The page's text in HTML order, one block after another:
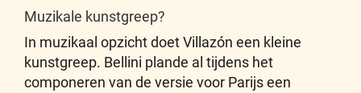
Muzikale kunstgreep?
In muzikaal opzicht doet Villazón een kleine
kunstgreep. Bellini plande al tijdens het
componeren van de versie voor Parijs een